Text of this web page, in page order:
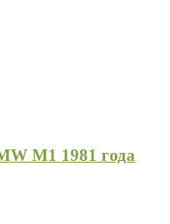
M1 1981 года